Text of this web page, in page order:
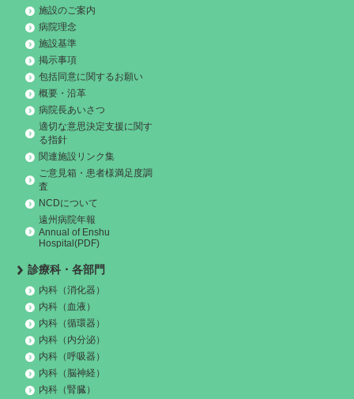
施設のご案内
病院理念
施設基準
掲示事項
包括同意に関するお願い
概要・沿革
病院長あいさつ
適切な意思決定支援に関す
る指針
関連施設リンク集
ご意見箱・患者様満足度調
査
NCDについて
遠州病院年報
Annual of Enshu
Hospital(PDF)
診療科・各部門
内科（消化器）
内科（血液）
内科（循環器）
内科（内分泌）
内科（呼吸器）
内科（脳神経）
内科（腎臓）